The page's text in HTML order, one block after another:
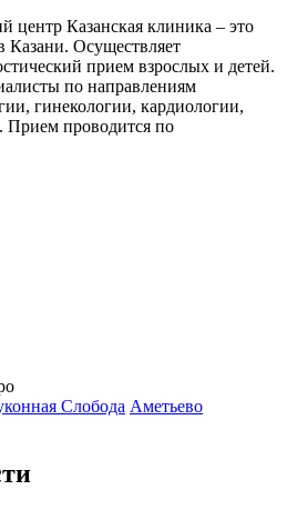
центр Казанская клиника – это
Осуществляет
прием взрослых и детей.
по направлениям
гинекологии, кардиологии,
Прием проводится по
Слобода Аметьево